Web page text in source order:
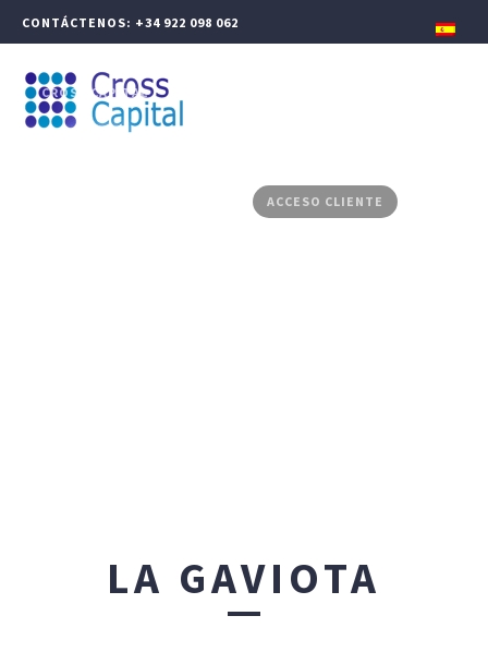
CONTÁCTENOS: +34 922 098 062
CROSS CAPITAL
ACCESO CLIENTE
LA GAVIOTA